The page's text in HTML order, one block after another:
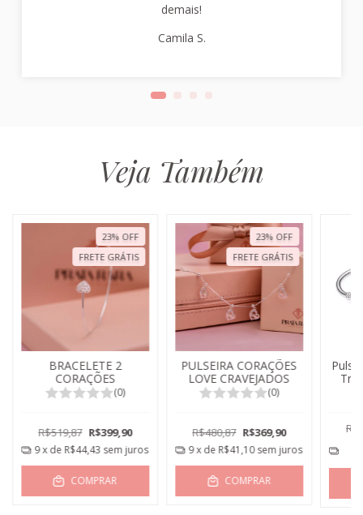
demais!
Camila S.
Veja Também
23% OFF
FRETE GRÁTIS
BRACELETE 2
CORAÇÕES
(0)
R$519,87 R$399,90
9x de R$44,43 sem juros
COMPRAR
23% OFF
FRETE GRÁTIS
PULSEIRA CORAÇÕES
LOVE CRAVEJADOS
(0)
R$480,87 R$369,90
9x de R$41,10sem juros
COMPRAR